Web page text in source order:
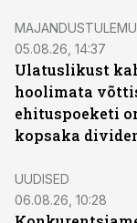
05.08.26, 14:37
Ulatuslikust
hoolimata
ehituspoeketi
kopsaka
UUDISED
06.08.26, 10:28